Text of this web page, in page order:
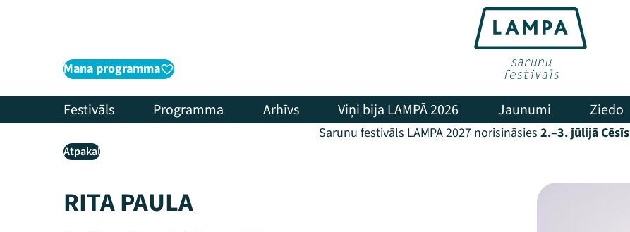
Mana programma
Festivāls Programma Arhīvs Viņi bija LAMPĀ 2026 Jaunumi Ziedo
Sarunu festivāls LAMPA 2027 norisināsies 2.–3. jūlijā Cēsīs
Atpakaļ
RITA PAULA